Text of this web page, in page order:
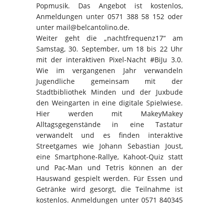
Popmusik. Das Angebot ist kostenlos,
Anmeldungen unter 0571 388 58 152 oder
unter mail@belcantolino.de.
Weiter geht die „nachtfrequenz17“ am
Samstag, 30. September, um 18 bis 22 Uhr
mit der interaktiven Pixel-Nacht #BiJu 3.0.
Wie im vergangenen Jahr verwandeln
Jugendliche gemeinsam mit der
Stadtbibliothek Minden und der Juxbude
den Weingarten in eine digitale Spielwiese.
Hier werden mit MakeyMakey
Alltagsgegenstände in eine Tastatur
verwandelt und es finden interaktive
Streetgames wie Johann Sebastian Joust,
eine Smartphone-Rallye, Kahoot-Quiz statt
und Pac-Man und Tetris können an der
Hauswand gespielt werden. Für Essen und
Getränke wird gesorgt, die Teilnahme ist
kostenlos. Anmeldungen unter 0571 840345